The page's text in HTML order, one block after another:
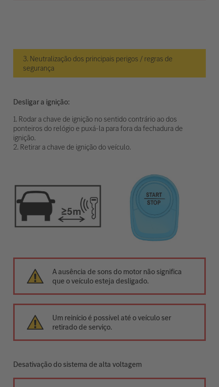
3. Neutralização dos principais perigos / regras de
segurança
Desligar a ignição:
1. Rodar a chave de ignição no sentido contrário ao dos
ponteiros do relógio e puxá-la para fora da fechadura de
ignição.
2. Retirar a chave de ignição do veículo.
A ausência de sons do motor não significa
que o veículo esteja desligado.
Um reinício é possível até o veículo ser
retirado de serviço.
Desativação do sistema de alta voltagem